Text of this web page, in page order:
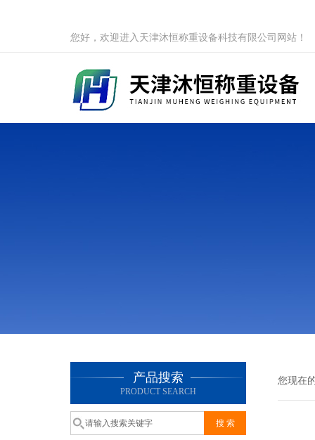
您好，欢迎进入天津沐恒称重设备科技有限公司网站！
产品搜索
PRODUCT SEARCH
您现在